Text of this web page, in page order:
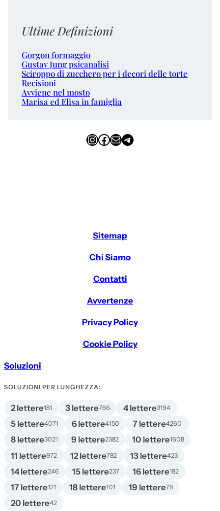
Ultime Definizioni
Gorgon formaggio
Gustav Jung psicanalisi
Sciroppo di zucchero per i decori delle torte
Recisioni
Avviene nel mosto
Marisa ed Elisa in famiglia
InstagramFacebook Email Telegram
Sitemap
Chi Siamo
Contatti
Avvertenze
Privacy Policy
Cookie Policy
Soluzioni
SOLUZIONI PER LUNGHEZZA:
2 lettere181 3 lettere766 4 lettere3194
5 lettere4071 6 lettere4150 7 lettere4260
8 lettere3021 9 lettere2382 10 lettere1608
11 lettere972 12 lettere782 13 lettere423
14 lettere246 15 lettere237 16 lettere182
17 lettere121 18 lettere101 19 lettere78
20 lettere42